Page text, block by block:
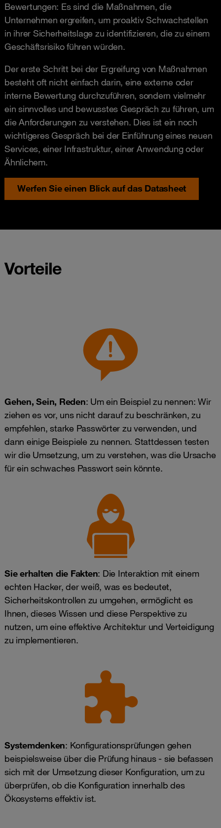
Bewertungen: Es sind die Maßnahmen, die
Unternehmen ergreifen, um proaktiv Schwachstellen
in ihrer Sicherheitslage zu identifizieren, die zu einem
Geschäftsrisiko führen würden.
Der erste Schritt bei der Ergreifung von Maßnahmen
besteht oft nicht einfach darin, eine externe oder
interne Bewertung durchzuführen, sondern vielmehr
ein sinnvolles und bewusstes Gespräch zu führen, um
die Anforderungen zu verstehen. Dies ist ein noch
wichtigeres Gespräch bei der Einführung eines neuen
Services, einer Infrastruktur, einer Anwendung oder
Ähnlichem.
Werfen Sie einen Blick auf das Datasheet
Vorteile
Gehen, Sein, Reden: Um ein Beispiel zu nennen: Wir
ziehen es vor, uns nicht darauf zu beschränken, zu
empfehlen, starke Passwörter zu verwenden, und
dann einige Beispiele zu nennen. Stattdessen testen
wir die Umsetzung, um zu verstehen, was die Ursache
für ein schwaches Passwort sein könnte.
Sie erhalten die Fakten: Die Interaktion mit einem
echten Hacker, der weiß, was es bedeutet,
Sicherheitskontrollen zu umgehen, ermöglicht es
Ihnen, dieses Wissen und diese Perspektive zu
nutzen, um eine effektive Architektur und Verteidigung
zu implementieren.
Systemdenken: Konfigurationsprüfungen gehen
beispielsweise über die Prüfung hinaus - sie befassen
sich mit der Umsetzung dieser Konfiguration, um zu
überprüfen, ob die Konfiguration innerhalb des
Ökosystems effektiv ist.